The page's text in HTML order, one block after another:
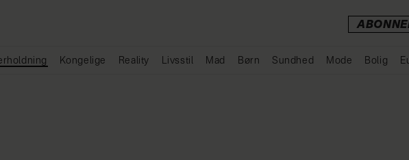
Kongelige Reality Livsstil Mad Børn Sundhed Mode Bolig